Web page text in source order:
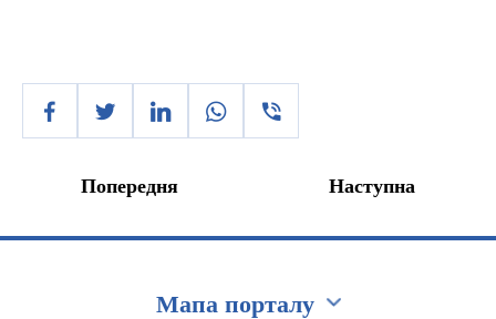
Попередня Наступна
Мапа порталу